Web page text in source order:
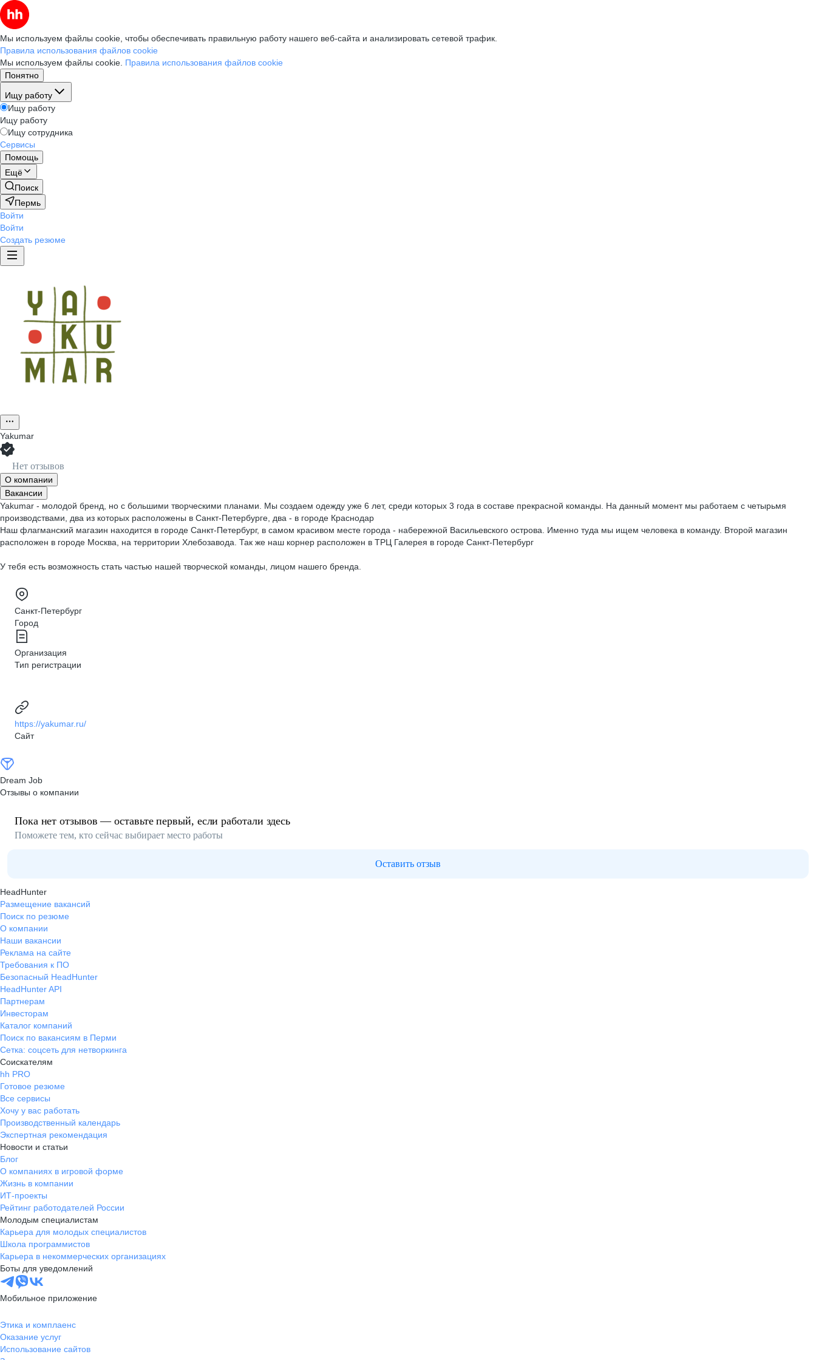
Мы используем файлы cookie, чтобы обеспечивать правильную работу нашего веб-сайта и анализировать сетевой трафик.
Правила использования файлов cookie
Мы используем файлы cookie. Правила использования файлов cookie
Понятно
Ищу работу
Ищу работу
Ищу работу
Ищу сотрудника
Сервисы
Помощь
Ещё
Поиск
Пермь
Войти
Войти
Создать резюме
Yakumar
Нет отзывов
О компании
Вакансии
Yakumar - молодой бренд, но с большими творческими планами. Мы создаем одежду уже 6 лет, среди которых 3 года в составе прекрасной команды. На данный момент мы работаем с четырьмя
производствами, два из которых расположены в Санкт-Петербурге, два - в городе Краснодар
Наш флагманский магазин находится в городе Санкт-Петербург, в самом красивом месте города - набережной Васильевского острова. Именно туда мы ищем человека в команду. Второй магазин
расположен в городе Москва, на территории Хлебозавода. Так же наш корнер расположен в ТРЦ Галерея в городе Санкт-Петербург
У тебя есть возможность стать частью нашей творческой команды, лицом нашего бренда.
Санкт-Петербург
Город
Организация
Тип регистрации
https://yakumar.ru/
Сайт
Dream Job
Отзывы о компании
Пока нет отзывов — оставьте первый, если работали здесь
Поможете тем, кто сейчас выбирает место работы
Оставить отзыв
HeadHunter
Размещение вакансий
Поиск по резюме
О компании
Наши вакансии
Реклама на сайте
Требования к ПО
Безопасный HeadHunter
HeadHunter API
Партнерам
Инвесторам
Каталог компаний
Поиск по вакансиям в Перми
Сетка: соцсеть для нетворкинга
Соискателям
hh PRO
Готовое резюме
Все сервисы
Хочу у вас работать
Производственный календарь
Экспертная рекомендация
Новости и статьи
Блог
О компаниях в игровой форме
Жизнь в компании
ИТ-проекты
Рейтинг работодателей России
Молодым специалистам
Карьера для молодых специалистов
Школа программистов
Карьера в некоммерческих организациях
Боты для уведомлений
Мобильное приложение
Этика и комплаенс
Оказание услуг
Использование сайтов